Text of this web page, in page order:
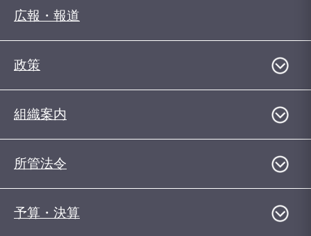
広報・報道
政策
組織案内
所管法令
予算・決算